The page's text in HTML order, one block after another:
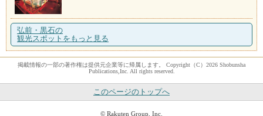
弘前・黒石の
観光スポットをもっと見る
掲載情報の一部の著作権は提供元企業等に帰属します。 Copyright（C）2026 Shobunsha
Publications,Inc. All rights reserved.
このページのトップへ
© Rakuten Group, Inc.